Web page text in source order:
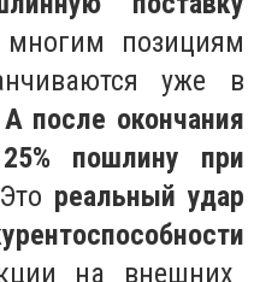
позициям
уже в
А после окончания
пошлину при
Это реальный удар
на внешних